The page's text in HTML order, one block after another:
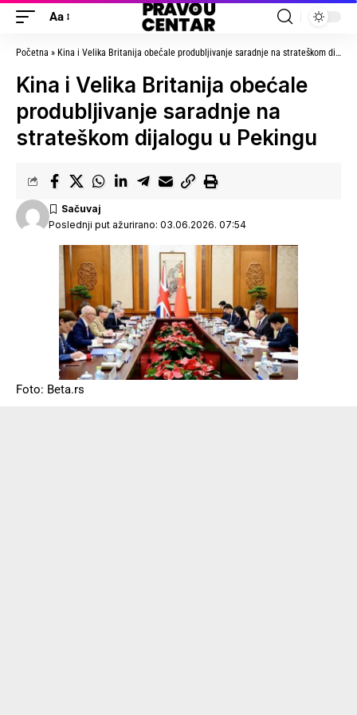
Aa
Početna » Kina i Velika Britanija obećale produbljivanje saradnje na strateškom dijalogu u Pekingu
Kina i Velika Britanija obećale
produbljivanje saradnje na
strateškom dijalogu u Pekingu
Poslednji put ažurirano: 03.06.2026. 07:54
Foto: Beta.rs